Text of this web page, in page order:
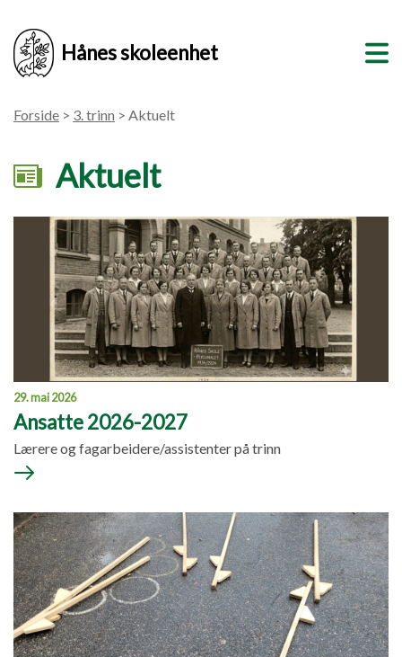
Hånes skoleenhet
Forside > 3. trinn > Aktuelt
Aktuelt
29. mai 2026
Ansatte 2026-2027
Lærere og fagarbeidere/assistenter på trinn